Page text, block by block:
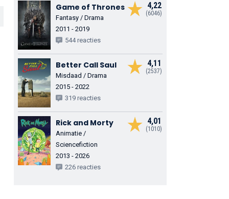
4,22
(6046)
Game of Thrones
Fantasy / Drama
2011 - 2019
544 reacties
4,11
(2537)
Better Call Saul
Misdaad / Drama
2015 - 2022
319 reacties
4,01
(1010)
Rick and Morty
Animatie /
Sciencefiction
2013 - 2026
226 reacties